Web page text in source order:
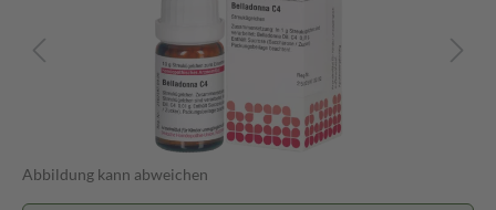
Abbildung kann abweichen